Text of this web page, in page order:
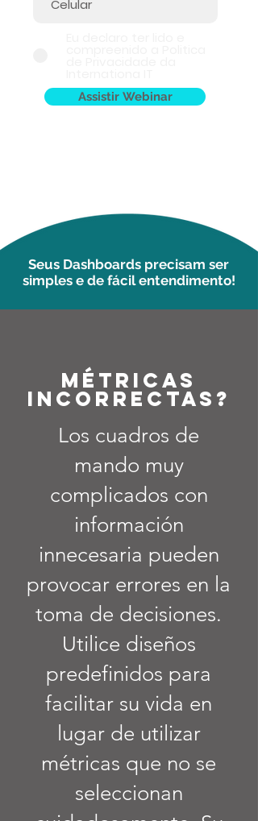
Assistir Webinar
Seus Dashboards precisam ser
simples e de fácil entendimento!
Métricas
incorrectas?
Los cuadros de
mando muy
complicados con
información
innecesaria pueden
provocar errores en la
toma de decisiones.
Utilice diseños
predefinidos para
facilitar su vida en
lugar de utilizar
métricas que no se
seleccionan